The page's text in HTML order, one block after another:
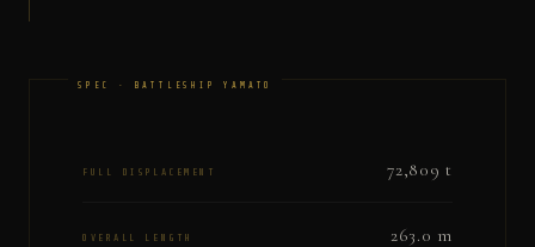
FULL DISPLACEMENT 72,809 t
OVERALL LENGTH 263.0 m